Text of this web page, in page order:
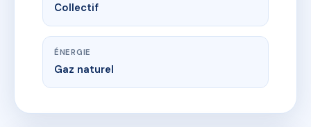
Collectif
ÉNERGIE
Gaz naturel